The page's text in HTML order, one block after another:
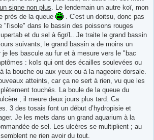
signe non plus . Le lendemain un autre koï, mon
près de la queue
. C'est un doitsu, donc pas
"l'isole" dans le bassin des poissons rouges
et du sel à 6gr/L. Je traite le grand bassin
suivants, le grand bassin a de moins un
les bascule au fur et à mesure vers le "bac
: koïs qui ont des écailles soulevées ou
la bouche ou aux yeux ou à la nageoire dorsale.
atteints, car ça ne sert à rien, vu que les
touchés. La boule de la queue du
; il meure deux jours plus tard. Ca
3 des tosais font un début d’hydropisie et
Je les mets dans un grand aquarium à la
de sel. Les ulcères se multiplient ; au
ne rien avoir du tout.